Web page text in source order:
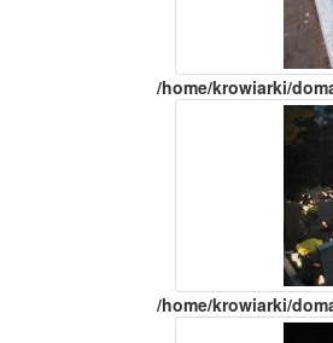
/home/krowiarki/
/home/krowiarki/